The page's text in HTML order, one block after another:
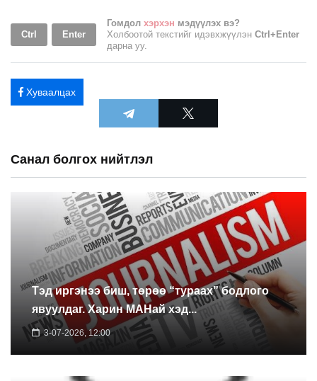
Ctrl Enter
Гомдол хэрхэн мэдүүлэх вэ?
Холбоотой текстийг идэвхжүүлэн Ctrl+Enter
дарна уу.
Хуваалцах
Санал болгох нийтлэл
Тэд иргэнээ биш, төрөө “тураах” бодлого
явуулдаг. Харин МАНай хэд...
3-07-2026, 12:00